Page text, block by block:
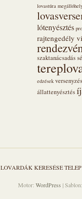
lovastúra
lótenyésztés
rajtengedély
szaktanácsadás
edzések versenyzés
állattenyésztés
LOVARDÁK KERESÉSE
Motor:WordPress |